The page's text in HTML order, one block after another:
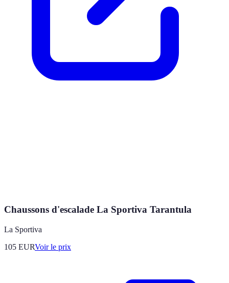
Chaussons d'escalade La Sportiva Tarantula
La Sportiva
105 EURVoir le prix